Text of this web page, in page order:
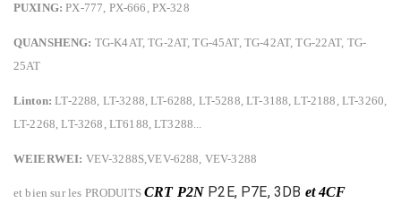
PUXING: PX-777, PX-666, PX-328
QUANSHENG: TG-K4AT, TG-2AT, TG-45AT, TG-42AT, TG-22AT, TG-
25AT
Linton: LT-2288, LT-3288, LT-6288, LT-5288, LT-3188, LT-2188, LT-3260,
LT-2268, LT-3268, LT6188, LT3288...
WEIERWEI: VEV-3288S,VEV-6288, VEV-3288
et bien sur les PRODUITS CRT P2N P2E, P7E, 3DB et 4CF